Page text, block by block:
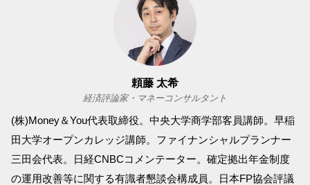
頼藤 太希
経済評論家・マネーコンサルタント
(株)Money＆You代表取締役。中央大学商学部客員講師。早稲
田大学オープンカレッジ講師。ファイナンシャルプランナー
三田会代表。日経CNBCコメンテーター。確定拠出年金制度
の運用改善等に関する有識者懇談会構成員。日本FP協会評議